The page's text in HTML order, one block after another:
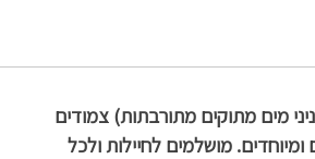
מים מתוקים מתורבתות) צמודים
ומיוחדים. מושלמים לחיילות ולכל